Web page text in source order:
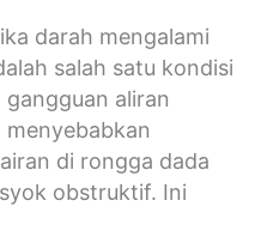
darah mengalami
salah satu kondisi
aliran
di rongga dada
obstruktif. Ini